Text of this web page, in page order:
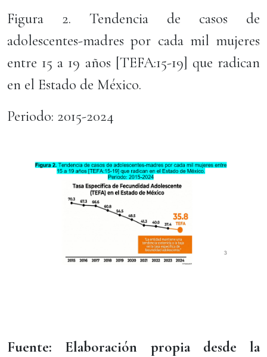
Figura 2. Tendencia de casos de
adolescentes-madres por cada mil mujeres
entre 15 a 19 años [TEFA:15-19] que radican
en el Estado de México.
Periodo: 2015-2024
Fuente: Elaboración propia desde la